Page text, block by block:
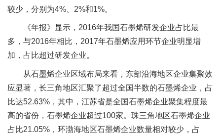
较少，分别为4%、2%和1%。
《年报》显示，2016年我国石墨烯研发企业占比最
多，与2016年相比，2017年石墨烯应用环节企业明显增
加，占比超过研发企业。
从石墨烯企业区域布局来看，东部沿海地区企业集聚效
应显著，长三角地区汇聚了超过全国半数的石墨烯企业，占
比达52.63%，其中，江苏省是全国石墨烯企业聚集程度最
高的省份，石墨烯企业超过100家。珠三角地区石墨烯企业
占比21.05%，环渤海地区石墨烯企业数量相对较少，占